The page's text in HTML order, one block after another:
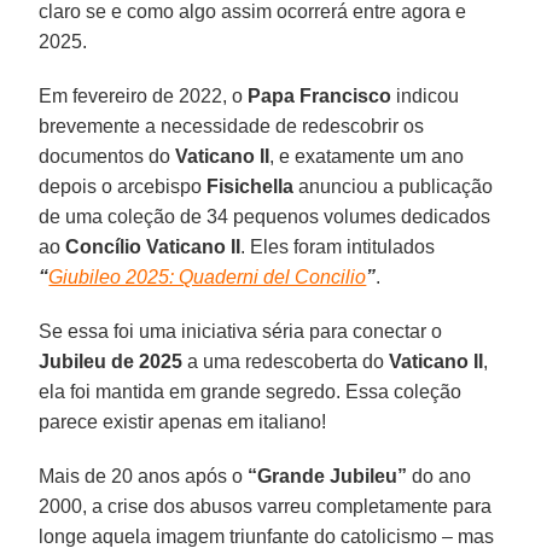
claro se e como algo assim ocorrerá entre agora e
2025.
Em fevereiro de 2022, o Papa Francisco indicou
brevemente a necessidade de redescobrir os
documentos doVaticano II , e exatamente um ano
depois o arcebispo Fisichella anunciou a publicação
de uma coleção de 34 pequenos volumes dedicados
aoConcílio Vaticano II . Eles foram intitulados
“Giubileo 2025: Quaderni del Concilio”.
Se essa foi uma iniciativa séria para conectar o
Jubileu de 2025 a uma redescoberta doVaticano II ,
ela foi mantida em grande segredo. Essa coleção
parece existir apenas em italiano!
Mais de 20 anos após o “Grande Jubileu” do ano
2000, a crise dos abusos varreu completamente para
longe aquela imagem triunfante do catolicismo – mas